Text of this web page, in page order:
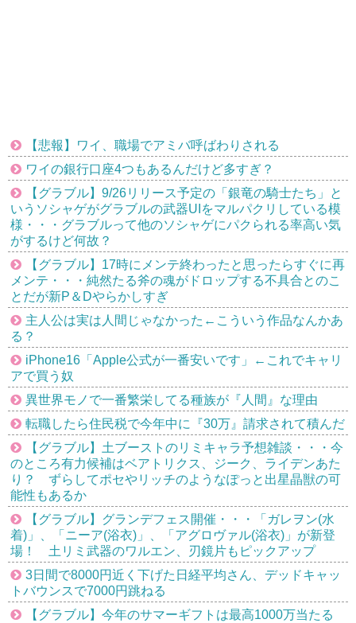
【悲報】ワイ、職場でアミバ呼ばわりされる
ワイの銀行口座4つもあるんだけど多すぎ？
【グラブル】9/26リリース予定の「銀竜の騎士たち」と
いうソシャゲがグラブルの武器UIをマルパクリしている模
様・・・グラブルって他のソシャゲにパクられる率高い気
がするけど何故？
【グラブル】17時にメンテ終わったと思ったらすぐに再
メンテ・・・純然たる斧の魂がドロップする不具合とのこ
とだが新P＆Dやらかしすぎ
主人公は実は人間じゃなかった←こういう作品なんかあ
る？
iPhone16「Apple公式が一番安いです」←これでキャリ
アで買う奴
異世界モノで一番繁栄してる種族が『人間』な理由
転職したら住民税で今年中に『30万』請求されて積んだ
【グラブル】土ブーストのリミキャラ予想雑談・・・今
のところ有力候補はベアトリクス、ジーク、ライデンあた
り？ ずらしてポセやリッチのようなぽっと出星晶獣の可
能性もあるか
【グラブル】グランデフェス開催・・・「ガレヲン(水
着)」、「ニーア(浴衣)」、「アグロヴァル(浴衣)」が新登
場！ 土リミ武器のワルエン、刃鏡片もピックアップ
3日間で8000円近く下げた日経平均さん、デッドキャッ
トバウンスで7000円跳ねる
【グラブル】今年のサマーギフトは最高1000万当たる